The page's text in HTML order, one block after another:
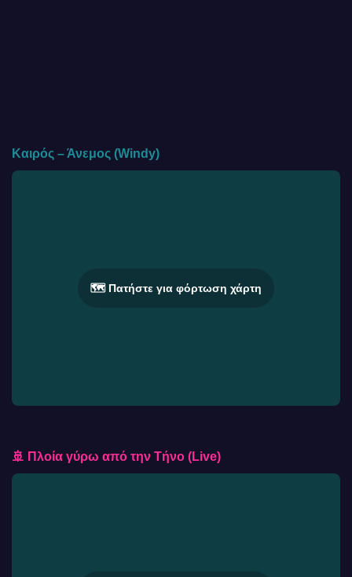
Καιρός – Άνεμος (Windy)
🗺️ Πατήστε για φόρτωση χάρτη
🚢 Πλοία γύρω από την Τήνο (Live)